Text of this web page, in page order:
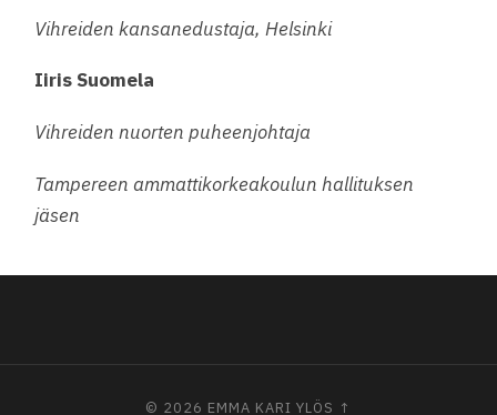
Vihreiden kansanedustaja, Helsinki
Iiris Suomela
Vihreiden nuorten puheenjohtaja
Tampereen ammattikorkeakoulun hallituksen
jäsen
© 2026 EMMA KARI YLÖS ↑